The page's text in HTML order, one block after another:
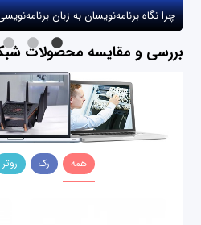
چرا نگاه برنامه‌نویسان به زبان
بررسی و مقایسه محصولات
همه رک روتر